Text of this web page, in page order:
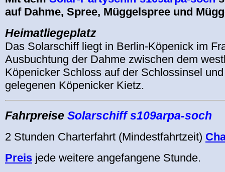
auf Dahme, Spree, Müggelspree und
Heimatliegeplatz
Das Solarschiff liegt in Berlin-Köpenick im
Ausbuchtung der Dahme zwischen dem
Köpenicker Schloss auf der Schlossinsel
gelegenen Köpenicker Kietz.
Fahrpreise Solarschiffs109arpa-soch
2 Stunden Charterfahrt (Mindestfahrtzeit)
Preis jede weitere angefangene Stunde.